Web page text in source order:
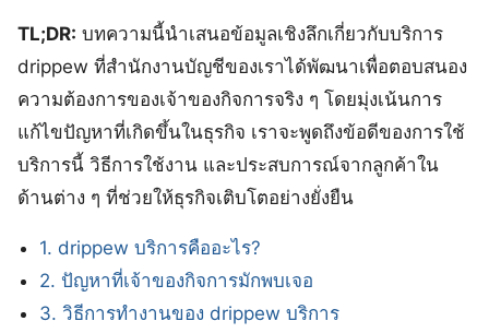
TL;DR: บทความนี้นำเสนอข้อมูลเชิงลึกเกี่ยวกับบริการ
drippew ที่สำนักงานบัญชีของเราได้พัฒนาเพื่อตอบสนอง
ความต้องการของเจ้าของกิจการจริง ๆ โดยมุ่งเน้นการ
แก้ไขปัญหาที่เกิดขึ้นในธุรกิจ เราจะพูดถึงข้อดีของการใช้
บริการนี้ วิธีการใช้งาน และประสบการณ์จากลูกค้าใน
ด้านต่าง ๆ ที่ช่วยให้ธุรกิจเติบโตอย่างยั่งยืน
1. drippew บริการคืออะไร?
2. ปัญหาที่เจ้าของกิจการมักพบเจอ
3. วิธีการทำงานของ drippew บริการ